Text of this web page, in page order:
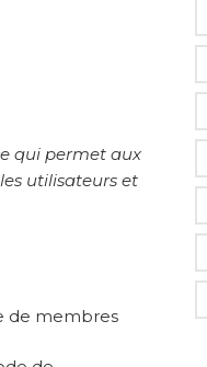
qui permet aux
utilisateurs et
de membres